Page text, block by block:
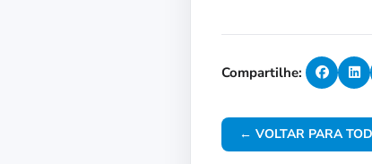
Compartilhe:
← VOLTAR PARA